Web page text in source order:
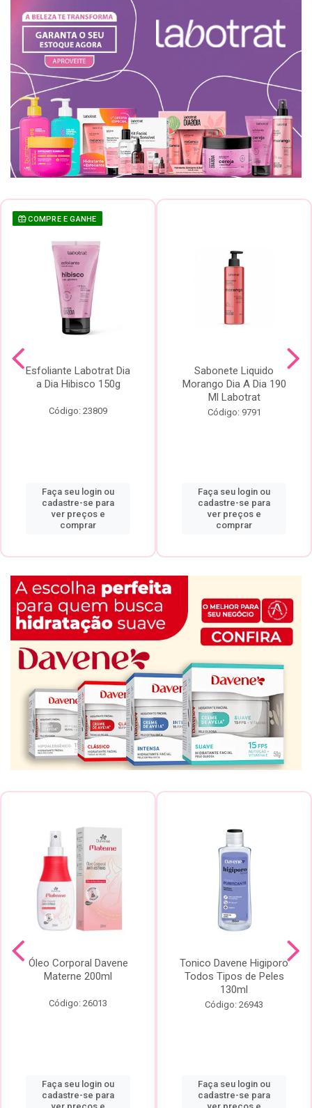
COMPRE E GANHE
Esfoliante Labotrat Dia
a Dia Hibisco 150g
Código: 23809
Faça seu login ou
cadastre-se para
ver preços e
comprar
Sabonete Liquido
Morango Dia A Dia 190
Ml Labotrat
Código: 9791
Faça seu login ou
cadastre-se para
ver preços e
comprar
Óleo Corporal Davene
Materne 200ml
Código: 26013
Faça seu login ou
cadastre-se para
Tonico Davene Higiporo
Todos Tipos de Peles
130ml
Código: 26943
Faça seu login ou
cadastre-se para